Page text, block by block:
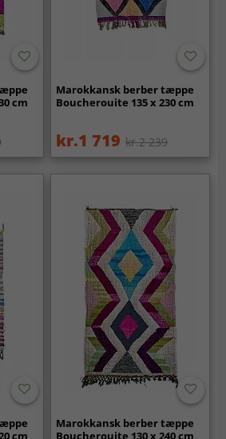
cm
Marokkansk berber tæppe
Boucherouite 135 x 230 cm
kr.1 719 kr.2 239
cm
Marokkansk berber tæppe
Boucherouite 130 x 240 cm